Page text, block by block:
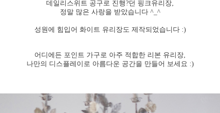
데일리스위트 공구로 진행?던 핑크유리장,
정말 많은 사랑을 받았습니다 ^_^
성원에 힘입어 화이트 유리장도 제작되었습니다 :)
어디에든 포인트 가구로 아주 적합한 리본 유리장,
나만의 디스플레이로 아름다운 공간을 만들어 보세요 :)